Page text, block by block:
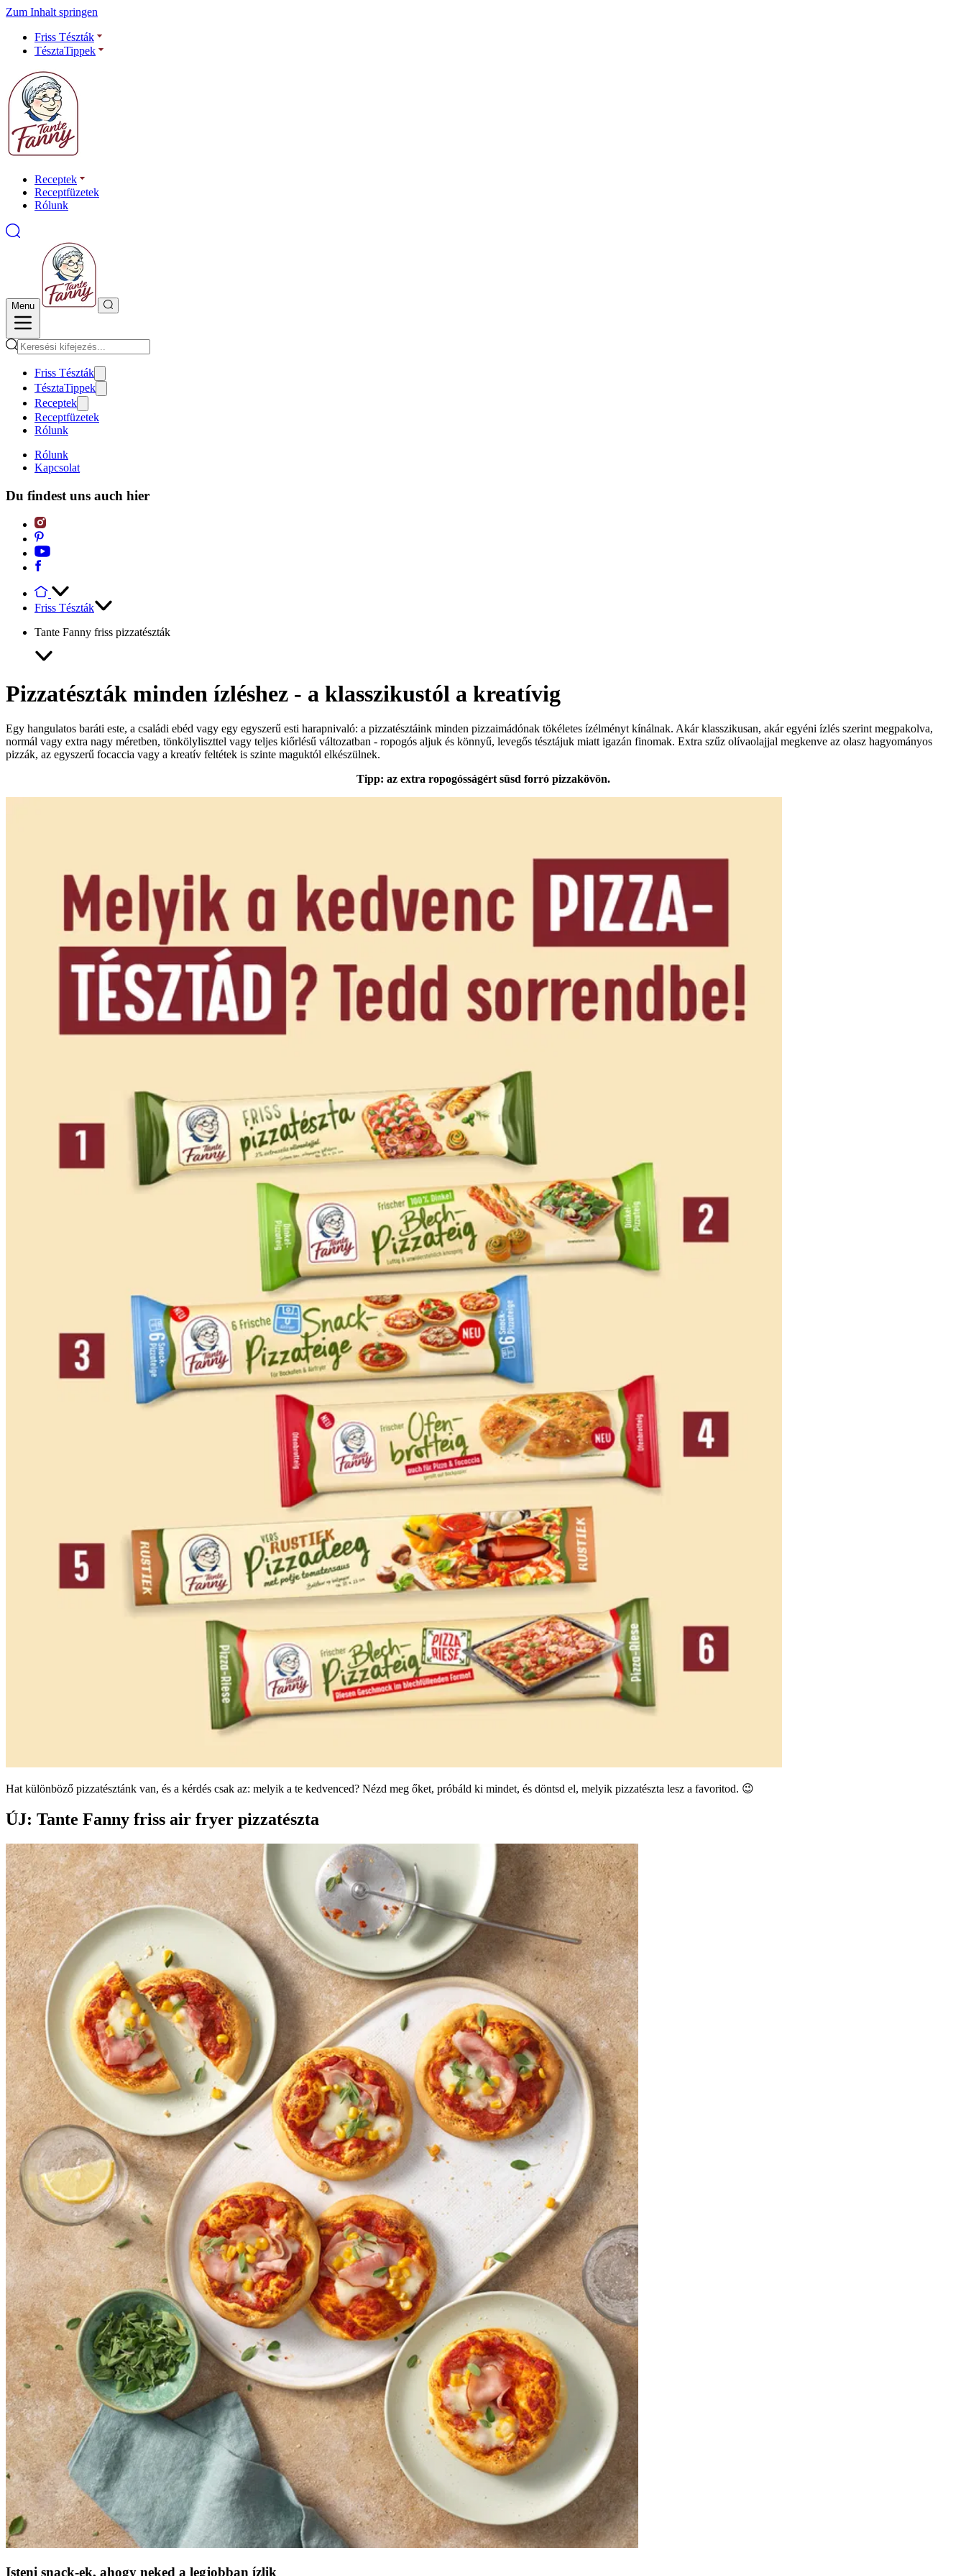
Zum Inhalt springen
Friss Tészták
TésztaTippek
Receptek
Receptfüzetek
Rólunk
Menu
Friss Tészták
TésztaTippek
Receptek
Receptfüzetek
Rólunk
Rólunk
Kapcsolat
Du findest uns auch hier
Friss Tészták
Tante Fanny friss pizzatészták
Pizzatészták minden ízléshez - a klasszikustól a kreatívig
Egy hangulatos baráti este, a családi ebéd vagy egy egyszerű esti harapnivaló: a pizzatésztáink minden pizzaimádónak tökéletes ízélményt kínálnak. Akár klasszikusan, akár egyéni ízlés szerint megpakolva,
normál vagy extra nagy méretben, tönkölyliszttel vagy teljes kiőrlésű változatban - ropogós aljuk és könnyű, levegős tésztájuk miatt igazán finomak. Extra szűz olívaolajjal megkenve az olasz hagyományos
pizzák, az egyszerű focaccia vagy a kreatív feltétek is szinte maguktól elkészülnek.
Tipp: az extra ropogósságért süsd forró pizzakövön.
Hat különböző pizzatésztánk van, és a kérdés csak az: melyik a te kedvenced? Nézd meg őket, próbáld ki mindet, és döntsd el, melyik pizzatészta lesz a favoritod. 😉
ÚJ: Tante Fanny friss air fryer pizzatészta
Isteni snack-ek, ahogy neked a legjobban ízlik